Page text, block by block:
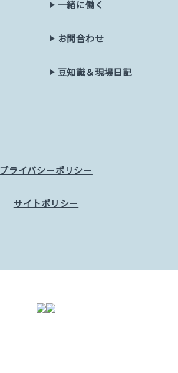
一緒に働く
お問合わせ
豆知識＆現場日記
プライバシーポリシー
サイトポリシー